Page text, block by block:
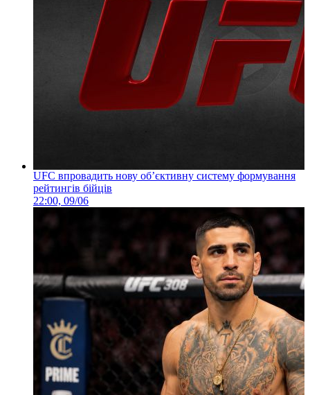
UFC впровадить нову об’єктивну систему формування
рейтингів бійців
22:00, 09/06